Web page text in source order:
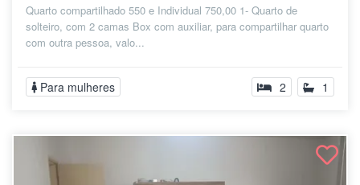
Quarto compartilhado 550 e Individual 750,00 1- Quarto de
solteiro, com 2 camas Box com auxiliar, para compartilhar quarto
com outra pessoa, valo...
Para mulheres 2 1